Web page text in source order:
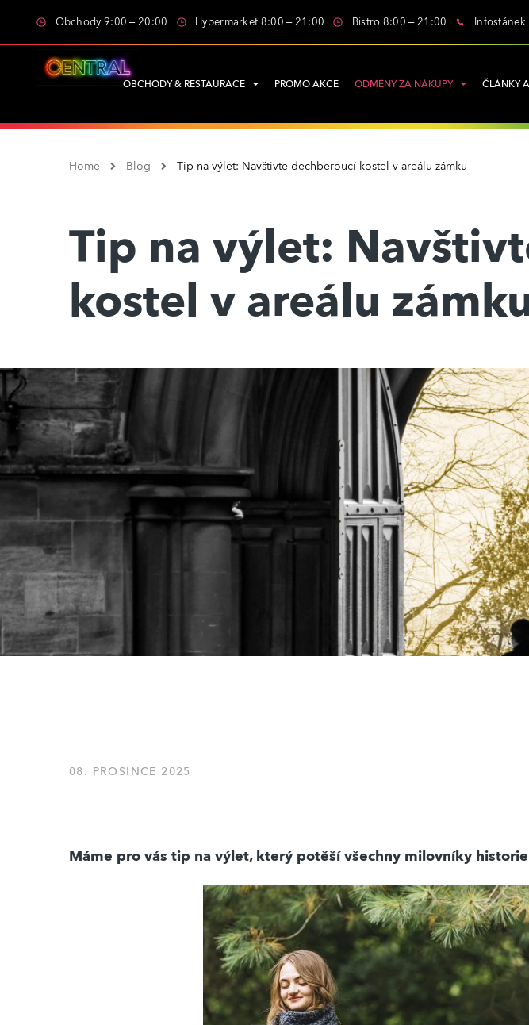
Obchody 9:00 – 20:00 Hypermarket 8:00 – 21:00 Bistro 8:00 – 21:00
OBCHODY & RESTAURACE PROMO AKCE ODMĚNY ZA NÁKUPY ČLÁNKY
Home Blog Tip na výlet: Navštivte dechberoucí kostel v areálu zámku
Tip na výlet:
kostel v areálu
08. PROSINCE 2025
Máme pro vás tip na výlet, který potěší všechny milovníky